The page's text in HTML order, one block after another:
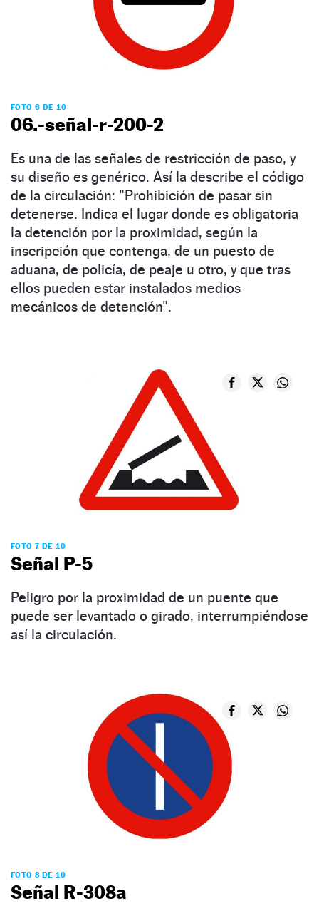
FOTO 6 DE 10
06.-señal-r-200-2
Es una de las señales de restricción de paso, y
su diseño es genérico. Así la describe el código
de la circulación: "Prohibición de pasar sin
detenerse. Indica el lugar donde es obligatoria
la detención por la proximidad, según la
inscripción que contenga, de un puesto de
aduana, de policía, de peaje u otro, y que tras
ellos pueden estar instalados medios
mecánicos de detención".
FOTO 7 DE 10
Señal P-5
Peligro por la proximidad de un puente que
puede ser levantado o girado, interrumpiéndose
así la circulación.
FOTO 8 DE 10
Señal R-308a